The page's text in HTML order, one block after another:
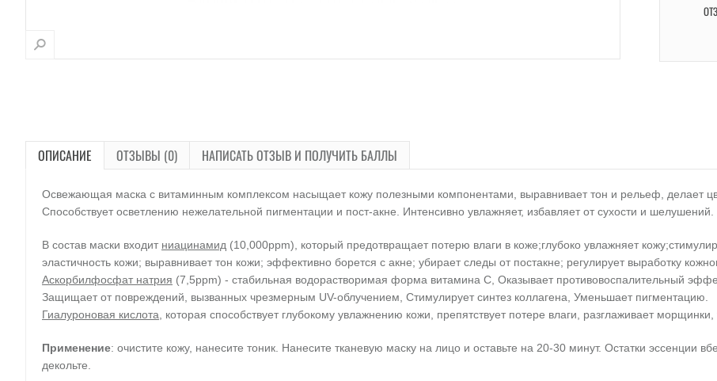
ОПИСАНИЕ ОТЗЫВЫ (0) НАПИСАТЬ ОТЗЫВ И ПОЛУЧИТЬ БАЛЛЫ
Освежающая маска с витаминным комплексом насыщает кожу полезными компонентами, выравнивает тон и рельеф, делает
Способствует осветлению нежелательной пигментации и пост-акне. Интенсивно увлажняет, избавляет от сухости и шелушений.
В состав маски входит ниацинамид (10,000ppm), который предотвращает потерю влаги в коже;глубоко увлажняет
эластичность кожи; выравнивает тон кожи; эффективно борется с акне; убирает следы от постакне; регулирует выработку
Аскорбилфосфат натрия (7,5ppm) - стабильная водорастворимая форма витамина С, Оказывает противовоспалительный
Защищает от повреждений, вызванных чрезмерным UV-облучением, Стимулирует синтез коллагена, Уменьшает пигментацию.
Гиалуроновая кислота , которая способствует глубокому увлажнению кожи, препятствует потере влаги, разглаживает
Применение: очистите кожу, нанесите тоник. Нанесите тканевую маску на лицо и оставьте на 20-30 минут. Остатки эссенции
декольте.